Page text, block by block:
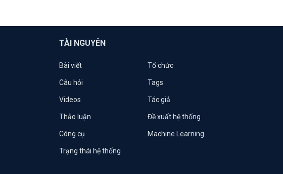
TÀI NGUYÊN
Bài viết Tổ chức
Câu hỏi Tags
Videos Tác giả
Thảo luận Đề xuất hệ thống
Công cụ Machine Learning
Trạng thái hệ thống